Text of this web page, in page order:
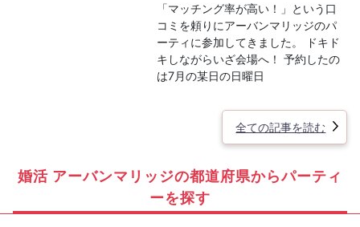
「マッチング率が高い！」という口
コミを頼りにアーバンマリッジのパ
ーティに参加してきました。 ドキド
キしながらいざ会場へ！ 予約したの
は7月の某日の日曜日
全ての記事を読む
婚活 アーバンマリッジの都道府県からパーティ
ーを探す